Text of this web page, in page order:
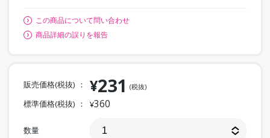
この商品について問い合わせ
商品詳細の誤りを報告
販売価格(税抜) ¥231 (税抜)
標準価格(税抜) ¥360
数量